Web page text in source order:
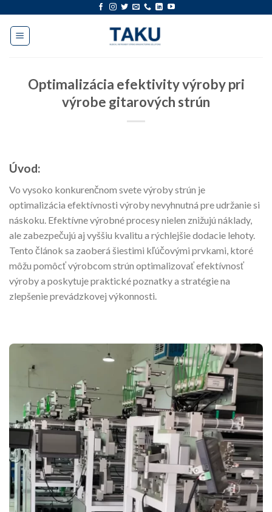
obsah
Optimalizácia efektivity výroby pri
výrobe gitarových strún
Úvod:
Vo vysoko konkurenčnom svete výroby strún je
optimalizácia efektívnosti výroby nevyhnutná pre udržanie si
náskoku. Efektívne výrobné procesy nielen znižujú náklady,
ale zabezpečujú aj vyššiu kvalitu a rýchlejšie dodacie lehoty.
Tento článok sa zaoberá šiestimi kľúčovými prvkami, ktoré
môžu pomôcť výrobcom strún optimalizovať efektívnosť
výroby a poskytuje praktické poznatky a stratégie na
zlepšenie prevádzkovej výkonnosti.